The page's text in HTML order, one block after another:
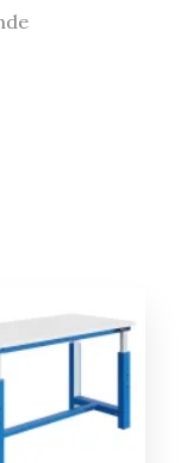
prix
initial
était :
3101,00
actuel
2946,00 €.